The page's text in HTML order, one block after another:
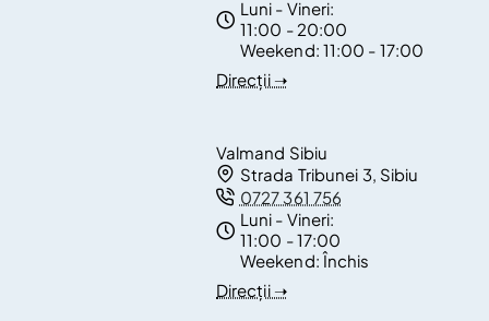
Luni - Vineri:
11:00 - 20:00
Weekend: 11:00 - 17:00
Direcții ➝
Valmand Sibiu
Strada Tribunei 3, Sibiu
0727 361 756
Luni - Vineri:
11:00 - 17:00
Weekend:Închis
Direcții ➝